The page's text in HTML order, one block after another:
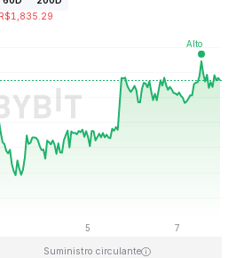
R$1,835.29
22:59 GMT+0
R$0.432979
Suministro circulante